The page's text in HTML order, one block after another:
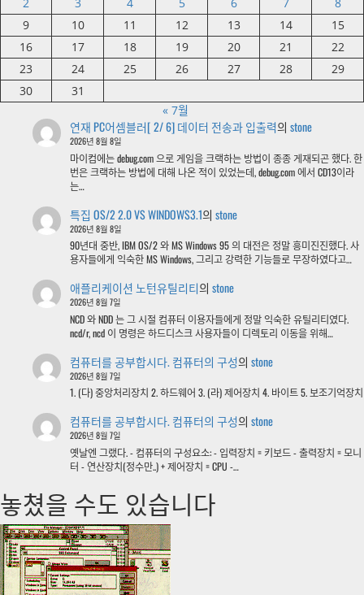
9
10 11 12 13 14
15
16
17 18 19 20 21
22
23
24 25 26 27 28
29
30
31
« 7월
연재 PC어셈블러[ 2/ 6] 데이터 전송과 입출력의 stone
2026년 8월 8일
마이컴에는 debug.com 으로 게임을 크랙하는 방법이 종종 게재되곤 했다. 한
번은 크랙하는 방법에 대해 나온 적이 있었는데, debug.com 에서 CD13이라
는…
특집 OS/2 2.0 VS WINDOWS3.1의 stone
2026년 8월 8일
90년대 중반, IBM OS/2 와 MS Windows 95 의 대전은 정말 흥미진진했다. 사
용자들에게 익숙한 MS Windows, 그리고 강력한 기능들로 무장하였다고…
애플리케이션 노턴유틸리티의 stone
2026년 8월 7일
NCD 와 NDD 는 그 시절 컴퓨터 이용자들에게 정말 익숙한 유틸리티였다.
ncd/r, ncd 이 명령은 하드디스크 사용자들이 디렉토리 이동을 위해…
컴퓨터를 공부합시다. 컴퓨터의 구성의 stone
2026년 8월 7일
1. (다) 중앙처리장치 2. 하드웨어 3. (라) 제어장치 4. 바이트 5. 보조기억장치
컴퓨터를 공부합시다. 컴퓨터의 구성의 stone
2026년 8월 7일
옛날엔 그랬다. - 컴퓨터의 구성요소: - 입력장치 = 키보드 - 출력장치 = 모니
터 - 연산장치(정수만..) + 제어장치 = CPU -…
놓쳤을 수도 있습니다